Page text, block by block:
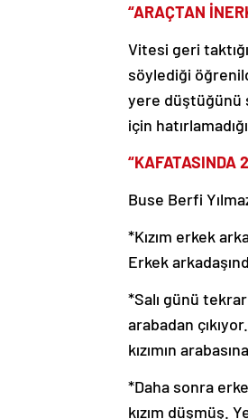
“ARAÇTAN
Vitesi geri
söylediği
yere düştüğünü
için
“KAFATASINDA
Buse Berfi
*Kızım erkek
Erkek
*Salı günü tekrar
arabadan
kızımın
*Daha sonra
kızım düşmüş.